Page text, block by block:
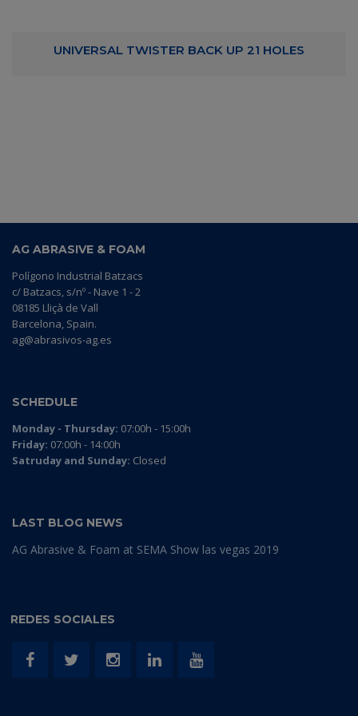
UNIVERSAL TWISTER BACK UP 21 HOLES
AG ABRASIVE & FOAM
Polígono Industrial Batzacs
c/ Batzacs, s/nº - Nave 1 - 2
08185 Lliçà de Vall
Barcelona, Spain.
ag@abrasivos-ag.es
SCHEDULE
Monday - Thursday: 07:00h - 15:00h
Friday: 07:00h - 14:00h
Satruday and Sunday: Closed
LAST BLOG NEWS
AG Abrasive & Foam at SEMA Show las vegas 2019
REDES SOCIALES